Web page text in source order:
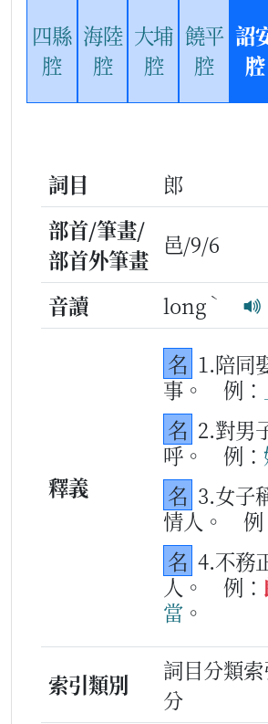
四縣
腔
海陸
腔
大埔
腔
饒平
腔
詔
腔
詞目
郎
部首/筆畫/
部首外筆畫
邑/9/6
音讀 long ˋ
釋義
名 1.陪同
事。
例：
名 2.對男
呼。
例：
名 3.女子
情人。
例
名 4.不務
人。
例：
當 。
索引類別
詞目分類
分